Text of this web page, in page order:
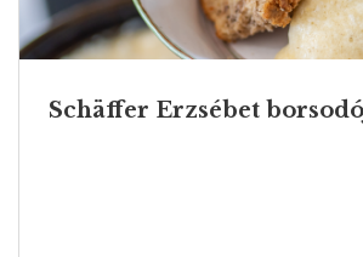
Schäffer Erzsébet